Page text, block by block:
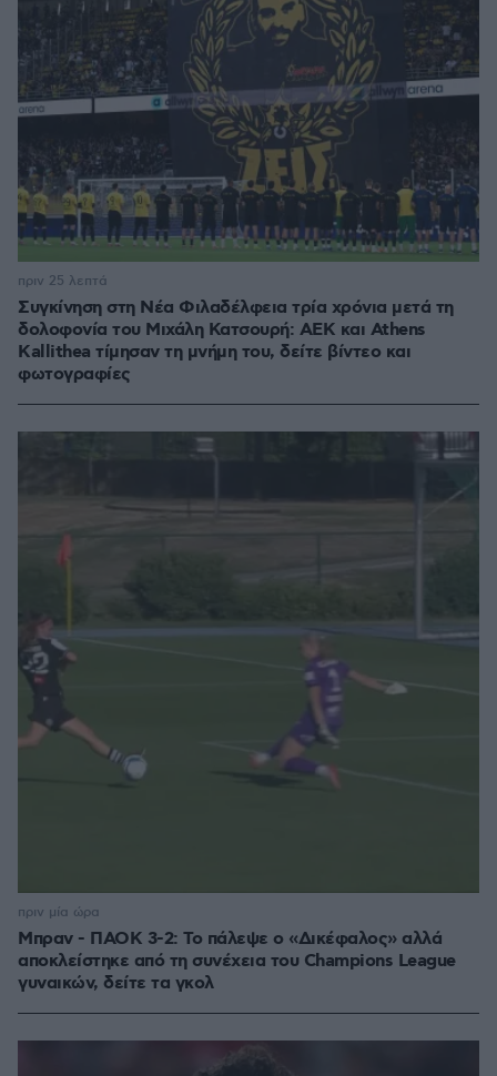
Συγκίνηση στη Νέα Φιλαδέλφεια τρία χρόνια μετά τη
δολοφονία του Μιχάλη Κατσουρή: ΑΕΚ και Athens
Kallithea τίμησαν τη μνήμη του, δείτε βίντεο και
φωτογραφίες
πριν 25 λεπτά
Μπραν - ΠΑΟΚ 3-2: Το πάλεψε ο «Δικέφαλος» αλλά
αποκλείστηκε από τη συνέχεια του Champions League
γυναικών, δείτε τα γκολ
πριν μία ώρα